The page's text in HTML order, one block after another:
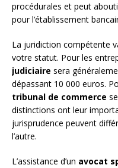
procédurales et peut
pour l’établissement
La juridiction compétente
votre statut. Pour les
judiciaire sera
dépassant 10 000 euros.
tribunal de commerce
distinctions ont leur
jurisprudence peuvent
l’autre.
L’assistance d’un avocat